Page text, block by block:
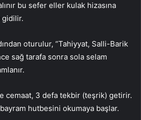
bu sefer eller kulak hizasına
gidilir.
oturulur, “Tahiyyat, Salli-Barik
sağ tarafa sonra sola selam
cemaat, 3 defa tekbir (teşrik) getirir.
hutbesini okumaya başlar.